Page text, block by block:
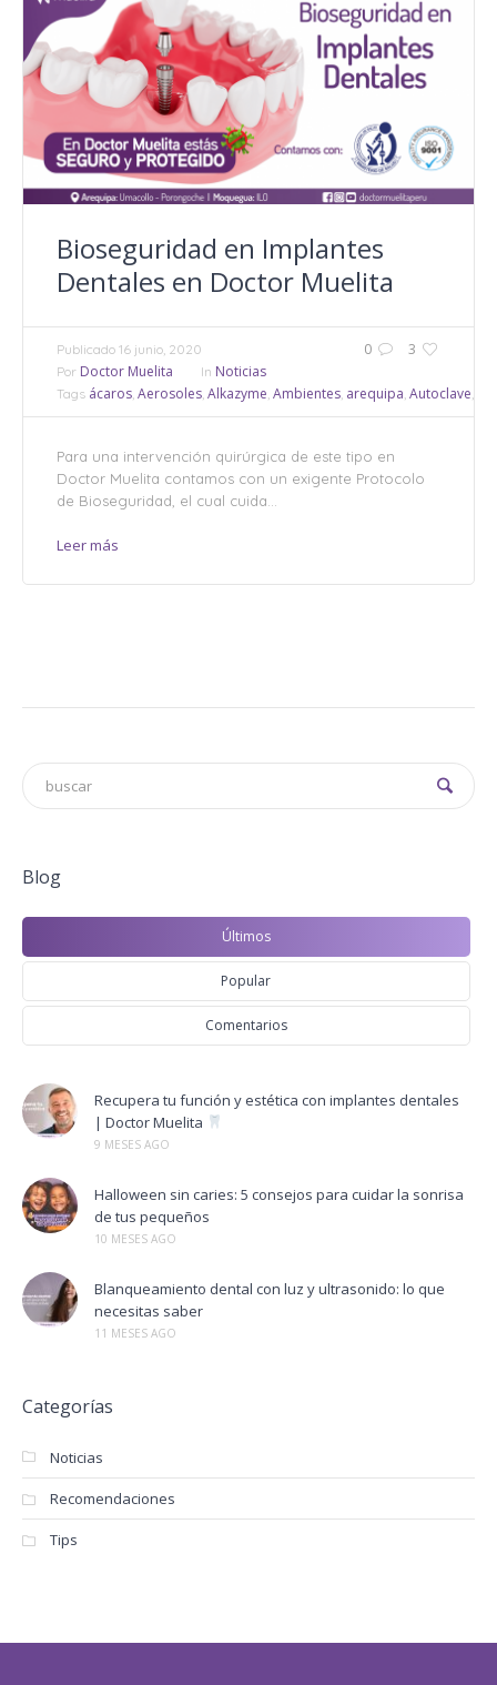
Bioseguridad en Implantes
Dentales en Doctor Muelita
0 3
Publicado 16 junio, 2020
Por Doctor Muelita In Noticias
Tags ácaros, Aerosoles, Alkazyme, Ambientes, arequipa, Autoclave,
Para una intervención quirúrgica de este tipo en
Doctor Muelita contamos con un exigente Protocolo
de Bioseguridad, el cual cuida...
Leer más
Blog
Últimos
Popular
Comentarios
Recupera tu función y estética con implantes dentales
| Doctor Muelita
9 MESES AGO
Halloween sin caries: 5 consejos para cuidar la sonrisa
de tus pequeños
10 MESES AGO
Blanqueamiento dental con luz y ultrasonido: lo que
necesitas saber
11 MESES AGO
Categorías
Noticias
Recomendaciones
Tips